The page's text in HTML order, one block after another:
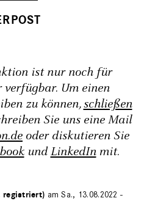
ist nur noch für
Um einen
zu können,schließen
Sie uns eine Mail
oder diskutieren Sie
undLinkedInmit.
registriert) am Sa., 13.08.2022 -